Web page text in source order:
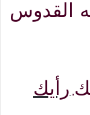
القدوس
, رأيك